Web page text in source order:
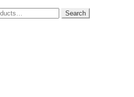
Search